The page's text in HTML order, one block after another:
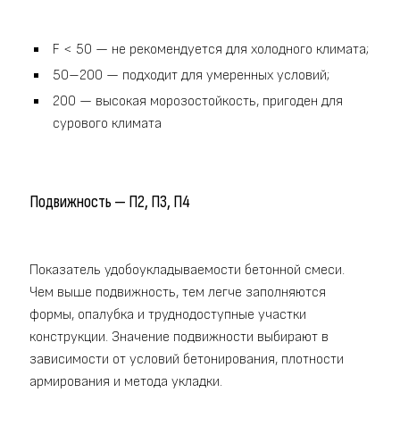
F < 50 — не рекомендуется для холодного климата;
50–200 — подходит для умеренных условий;
200 — высокая морозостойкость, пригоден для
сурового климата
Подвижность — П2, П3, П4
Показатель удобоукладываемости бетонной смеси.
Чем выше подвижность, тем легче заполняются
формы, опалубка и труднодоступные участки
конструкции. Значение подвижности выбирают в
зависимости от условий бетонирования, плотности
армирования и метода укладки.